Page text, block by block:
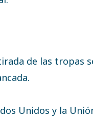
de las tropas
Unidos y la